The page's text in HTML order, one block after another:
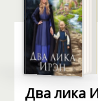
Два лика